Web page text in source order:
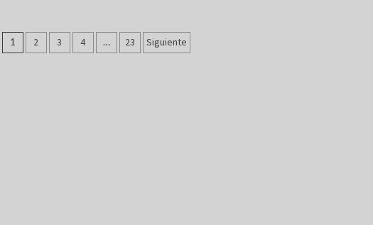
Paginación
1 2 3 4 … 23 Siguiente